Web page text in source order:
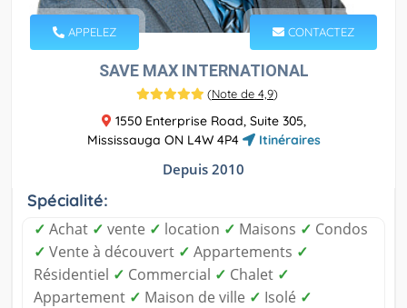
APPELEZ CONTACTEZ
SAVE MAX INTERNATIONAL
(Note de 4,9)
1550 Enterprise Road, Suite 305,
Mississauga ON L4W 4P4
Itinéraires
Depuis 2010
Spécialité:
✓ Achat ✓ vente ✓ location ✓ Maisons ✓ Condos
✓ Vente à découvert ✓ Appartements ✓
Résidentiel ✓ Commercial ✓ Chalet ✓
Appartement ✓ Maison de ville ✓ Isolé ✓